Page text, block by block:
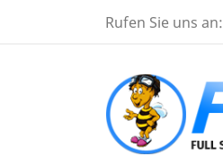
Rufen Sie uns an: